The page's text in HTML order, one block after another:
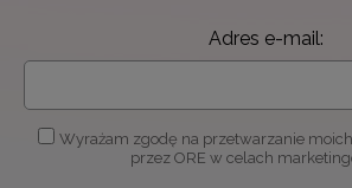
Adres e-mail:
Wyrażam zgodę na przetwarzanie
przez ORE w celach